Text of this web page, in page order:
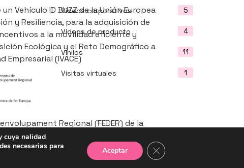
Vídeos corporativos 5
Vídeos de producto 4
Vinilos 11
Visitas virtuales 1
cuya nalidad
necesarias para
Aceptar Cerrar el banner de
Vehículo ID BUZZ de la Unión Europea
y Resiliencia, para la adquisición de
a la movilidad eficiente y
Ecológica y el Reto Demográfico a
(IVACE)
Regional (FEDER) de la
del COVID-19